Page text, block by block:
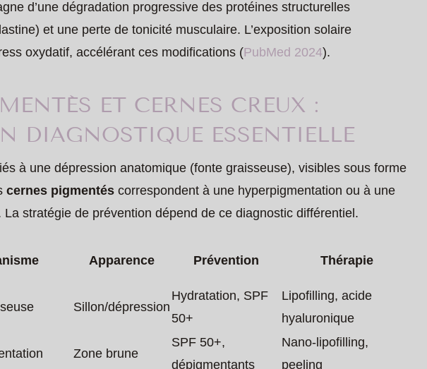
d’une dégradation progressive des protéines structurelles
et une perte de tonicité musculaire. L’exposition solaire
oxydatif, accélérant ces modifications (PubMed 2024).
ET CERNES CREUX :
DIAGNOSTIQUE ESSENTIELLE
à une dépression anatomique (fonte graisseuse), visibles sous forme
cernes pigmentés correspondent à une hyperpigmentation ou à une
stratégie de prévention dépend de ce diagnostic différentiel.
Apparence Prévention Thérapie
Sillon/dépression
Hydratation, SPF
50+
Lipofilling, acide
hyaluronique
Zone brune
SPF 50+,
dépigmentants
Nano-lipofilling,
peeling